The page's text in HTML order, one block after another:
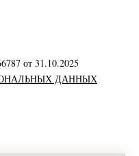
от 31.10.2025
ДАННЫХ